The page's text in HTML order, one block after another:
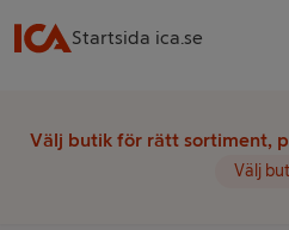
Startsida ica.se
Välj butik för rätt sortiment,
Välj